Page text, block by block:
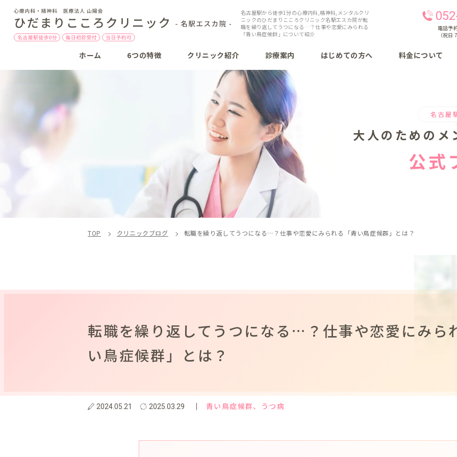
名古屋駅から徒歩1分の心療内科,精神科,メンタルクリ
ニックのひだまりこころクリニック名駅エスカ院が転
職を繰り返してうつになる…？仕事や恋愛にみられる
「青い鳥症候群」について紹介
電話予
（祝
ホーム 6つの特徴 クリニック紹介 診療案内 はじめての方へ 料金について
名古屋
大人のための メ
公式
TOP クリニックブログ 転職を繰り返してうつになる…？仕事や恋愛にみられる「青い鳥症候群」とは？
転職を繰り返してうつになる…？仕事や恋愛にみら
い鳥症候群」とは？
2024.05.21 2025.03.29 青い鳥症候群、うつ病